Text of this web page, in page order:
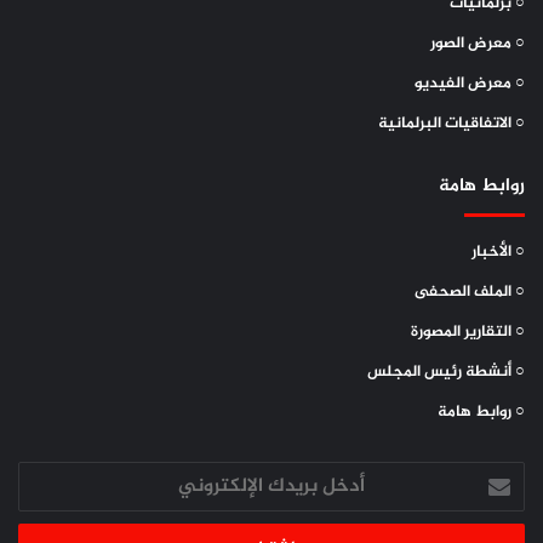
سلطان بن سعيد البركاني
رئيس مجلس النواب
○ معرض الصور
○ معرض الفيديو
○ الاتفاقيات البرلمانية
روابط هامة
○ الأخبار
○ الملف الصحفى
○ التقارير المصورة
○ أنشطة رئيس المجلس
○ روابط هامة
أدخل
بريدك
الإلكتروني